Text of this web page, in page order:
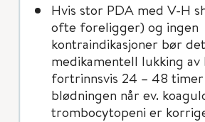
Hvis stor PDA med V-H
ofte foreligger) og ingen
kontraindikasjoner bør
medikamentell lukking av
fortrinnsvis 24 – 48
blødningen når ev.
trombocytopeni er